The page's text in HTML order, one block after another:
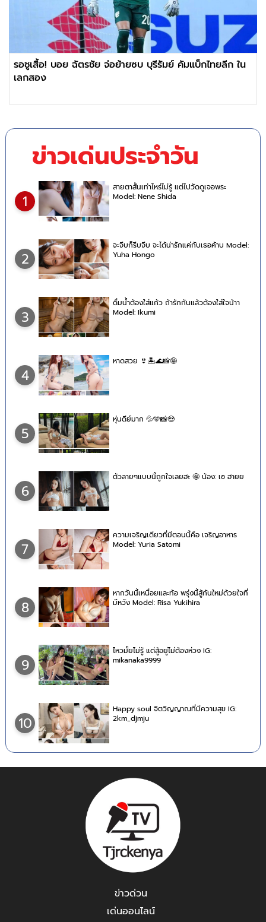
รอชูเสื้อ! บอย ฉัตรชัย จ่อย้ายซบ บุรีรัมย์ คัมแบ็กไทยลีก ใน
เลกสอง
ข่าวเด่นประจำวัน
1
สายตาสั้นเท่าไหร่ไม่รู้ แต่ไปวัดดูเจอพระ
Model: Nene Shida
2
จะจีบก็รีบจีบ จะได้น่ารักแค่กับเธอค้าบ Model:
Yuha Hongo
3
ดื่มน้ำต้องใส่แก้ว ถ้ารักกันแล้วต้องใส่ใจน้าา
Model: Ikumi
4
หาดสวย 👙🏝🌊📸🤪
5
หุ่นดีย์มาก 💦🩵📸😍
6
ตัวลายๆแบบนี้ถูกใจเลยฮะ 🤩 น้อง: เซ ฮายย
7
ความเจริญเดียวที่มีตอนนี้คือ เจริญอาหาร
Model: Yuria Satomi
8
หากวันนี้เหนื่อยและท้อ พรุ่งนี้สู้กันใหม่ด้วยใจที่
มีหวัง Model: Risa Yukihira
9
ไหวมั้ยไม่รู้ แต่สู้อยู่ไม่ต้องห่วง IG:
mikanaka9999
10
Happy soul จิตวิญญาณที่มีความสุข IG:
2km_djmju
ข่าวด่วน
เด่นออนไลน์